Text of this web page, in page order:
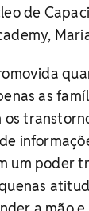
de
as
um poder